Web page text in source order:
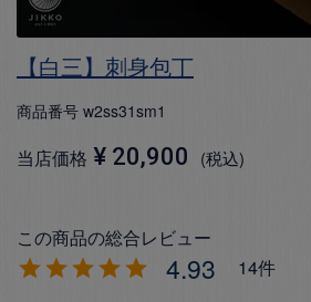
【白三】刺身包丁
商品番号 w2ss31sm1
当店価格 ¥ 20,900 税込
4.93 14